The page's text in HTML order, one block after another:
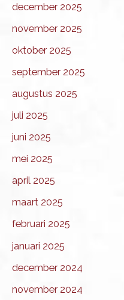
december 2025
november 2025
oktober 2025
september 2025
augustus 2025
juli 2025
juni 2025
mei 2025
april 2025
maart 2025
februari 2025
januari 2025
december 2024
november 2024